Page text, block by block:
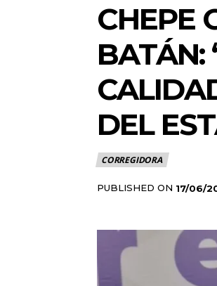
CHEPE
BATÁN:
DEL
CORREGIDORA
PUBLISHED ON 17/06/